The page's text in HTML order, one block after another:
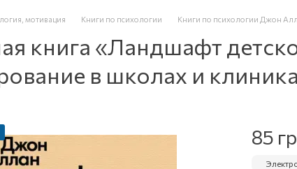
мотивация Книги по психологии Книги по психологии Джон
книга «Ландшафт
в школах и
85